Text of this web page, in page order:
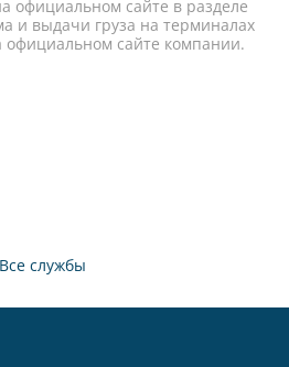
Все службы
официальном сайте в разделе
и выдачи груза на терминалах
официальном сайте компании.